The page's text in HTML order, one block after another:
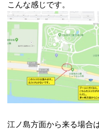
こんな感じです。
江ノ島方面から来る場合は